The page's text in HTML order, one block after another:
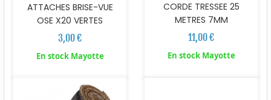
ATTACHES BRISE-VUE
OSE X20 VERTES
3,00 €
En stock Mayotte
CORDE TRESSEE 25
METRES 7MM
11,00 €
En stock Mayotte